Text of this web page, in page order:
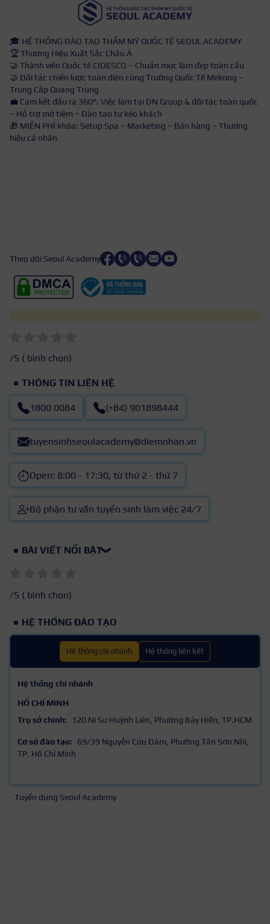
🎓 HỆ THỐNG ĐÀO TẠO THẨM MỸ QUỐC TẾ SEOUL ACADEMY
🏆 Thương Hiệu Xuất Sắc Châu Á
🤝 Thành viên Quốc tế CIDESCO – Chuẩn mực làm đẹp toàn cầu
🤝 Đối tác chiến lược toàn diện cùng Trường Quốc Tế Mekong –
Trung Cấp Quang Trung
💼 Cam kết đầu ra 360°: Việc làm tại DN Group & đối tác toàn quốc
– Hỗ trợ mở tiệm – Đào tạo tự kéo khách
🎁 MIỄN PHÍ khóa: Setup Spa – Marketing – Bán hàng – Thương
hiệu cá nhân
Theo dõi Seoul Academy
/5 ( bình chọn)
THÔNG TIN LIÊN HỆ
1800 0084 (+84) 901898444
tuyensinhseoulacademy@diemnhan.vn
Open: 8:00 - 17:30, từ thứ 2 - thứ 7
Bộ phận tư vấn tuyển sinh làm việc 24/7
BÀI VIẾT NỔI BẬT❯
/5 ( bình chọn)
HỆ THỐNG ĐÀO TẠO
Hệ thống chi nhánh Hệ thống liên kết
Hệ thống chi nhánh
HỒ CHÍ MINH
Trụ sở chính:
120 Ni Sư Huỳnh Liên, Phường Bảy Hiền, TP.HCM
Cơ sở đào tạo:
69/39 Nguyễn Cửu Đàm, Phường Tân Sơn Nhì,
TP. Hồ Chí Minh
Tuyển dụng Seoul Academy